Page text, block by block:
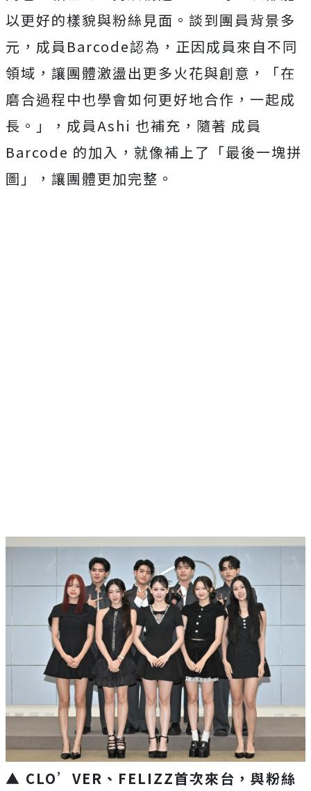
以更好的樣貌與粉絲見面。談到團員背景多
元，成員 Barcode認為，正因成員來自不同
領域， 讓團體激盪出更多火花與創意，「在
磨合過程中也學會如何更好地合作，一起成
長。」，成員Ashi 也補充，隨著 成員
Barcode 的加入，就像補上了「最後一塊拼
圖」，讓團體更加完整。
▲ CLO’VER、FELIZZ首次來台，與粉絲